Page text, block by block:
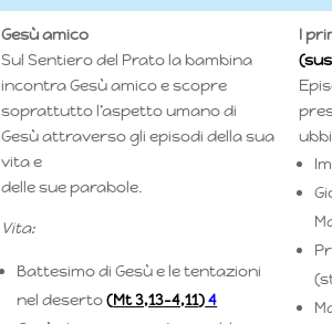
Gesù amico
Sul Sentiero del Prato la bambina
incontra Gesù amico e scopre
soprattutto l’aspetto umano di
Gesù attraverso gli episodi della sua
vita e
delle sue parabole.
Vita:
Battesimo di Gesù e le tentazioni
nel deserto(Mt 3,13–4,11)4
I